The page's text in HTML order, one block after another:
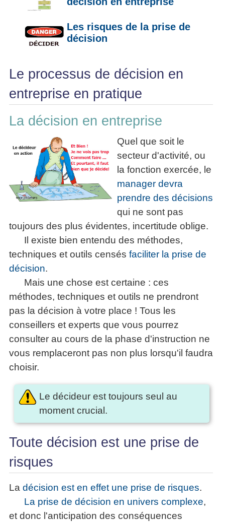
en
équipe
de
▶
les
»»»
Efficacité
»»»
articles
Cours
Management
ebook
et
PDF
management
gratuits
PDF
Entrepreneuriat
ebook
Perfonomique
les
PDF
gratuits
»»»
Les risques de la prise de
décision
Le processus de décision en
entreprise en pratique
La décision en entreprise
Quel que soit le
secteur d'activité, ou
la fonction exercée, le
manager devra
prendre des décisions
qui ne sont pas
toujours des plus évidentes, incertitude oblige.
Il existe bien entendu des méthodes,
techniques et outils censés faciliter la prise de
décision.
Mais une chose est certaine : ces
méthodes, techniques et outils ne prendront
pas la décision à votre place ! Tous les
conseillers et experts que vous pourrez
consulter au cours de la phase d'instruction ne
vous remplaceront pas non plus lorsqu'il faudra
choisir.
Le décideur est toujours seul au
moment crucial.
Toute décision est une prise de
risques
La décision est en effet une prise de risques.
La prise de décision en univers complexe,
et donc l'anticipation des conséquences